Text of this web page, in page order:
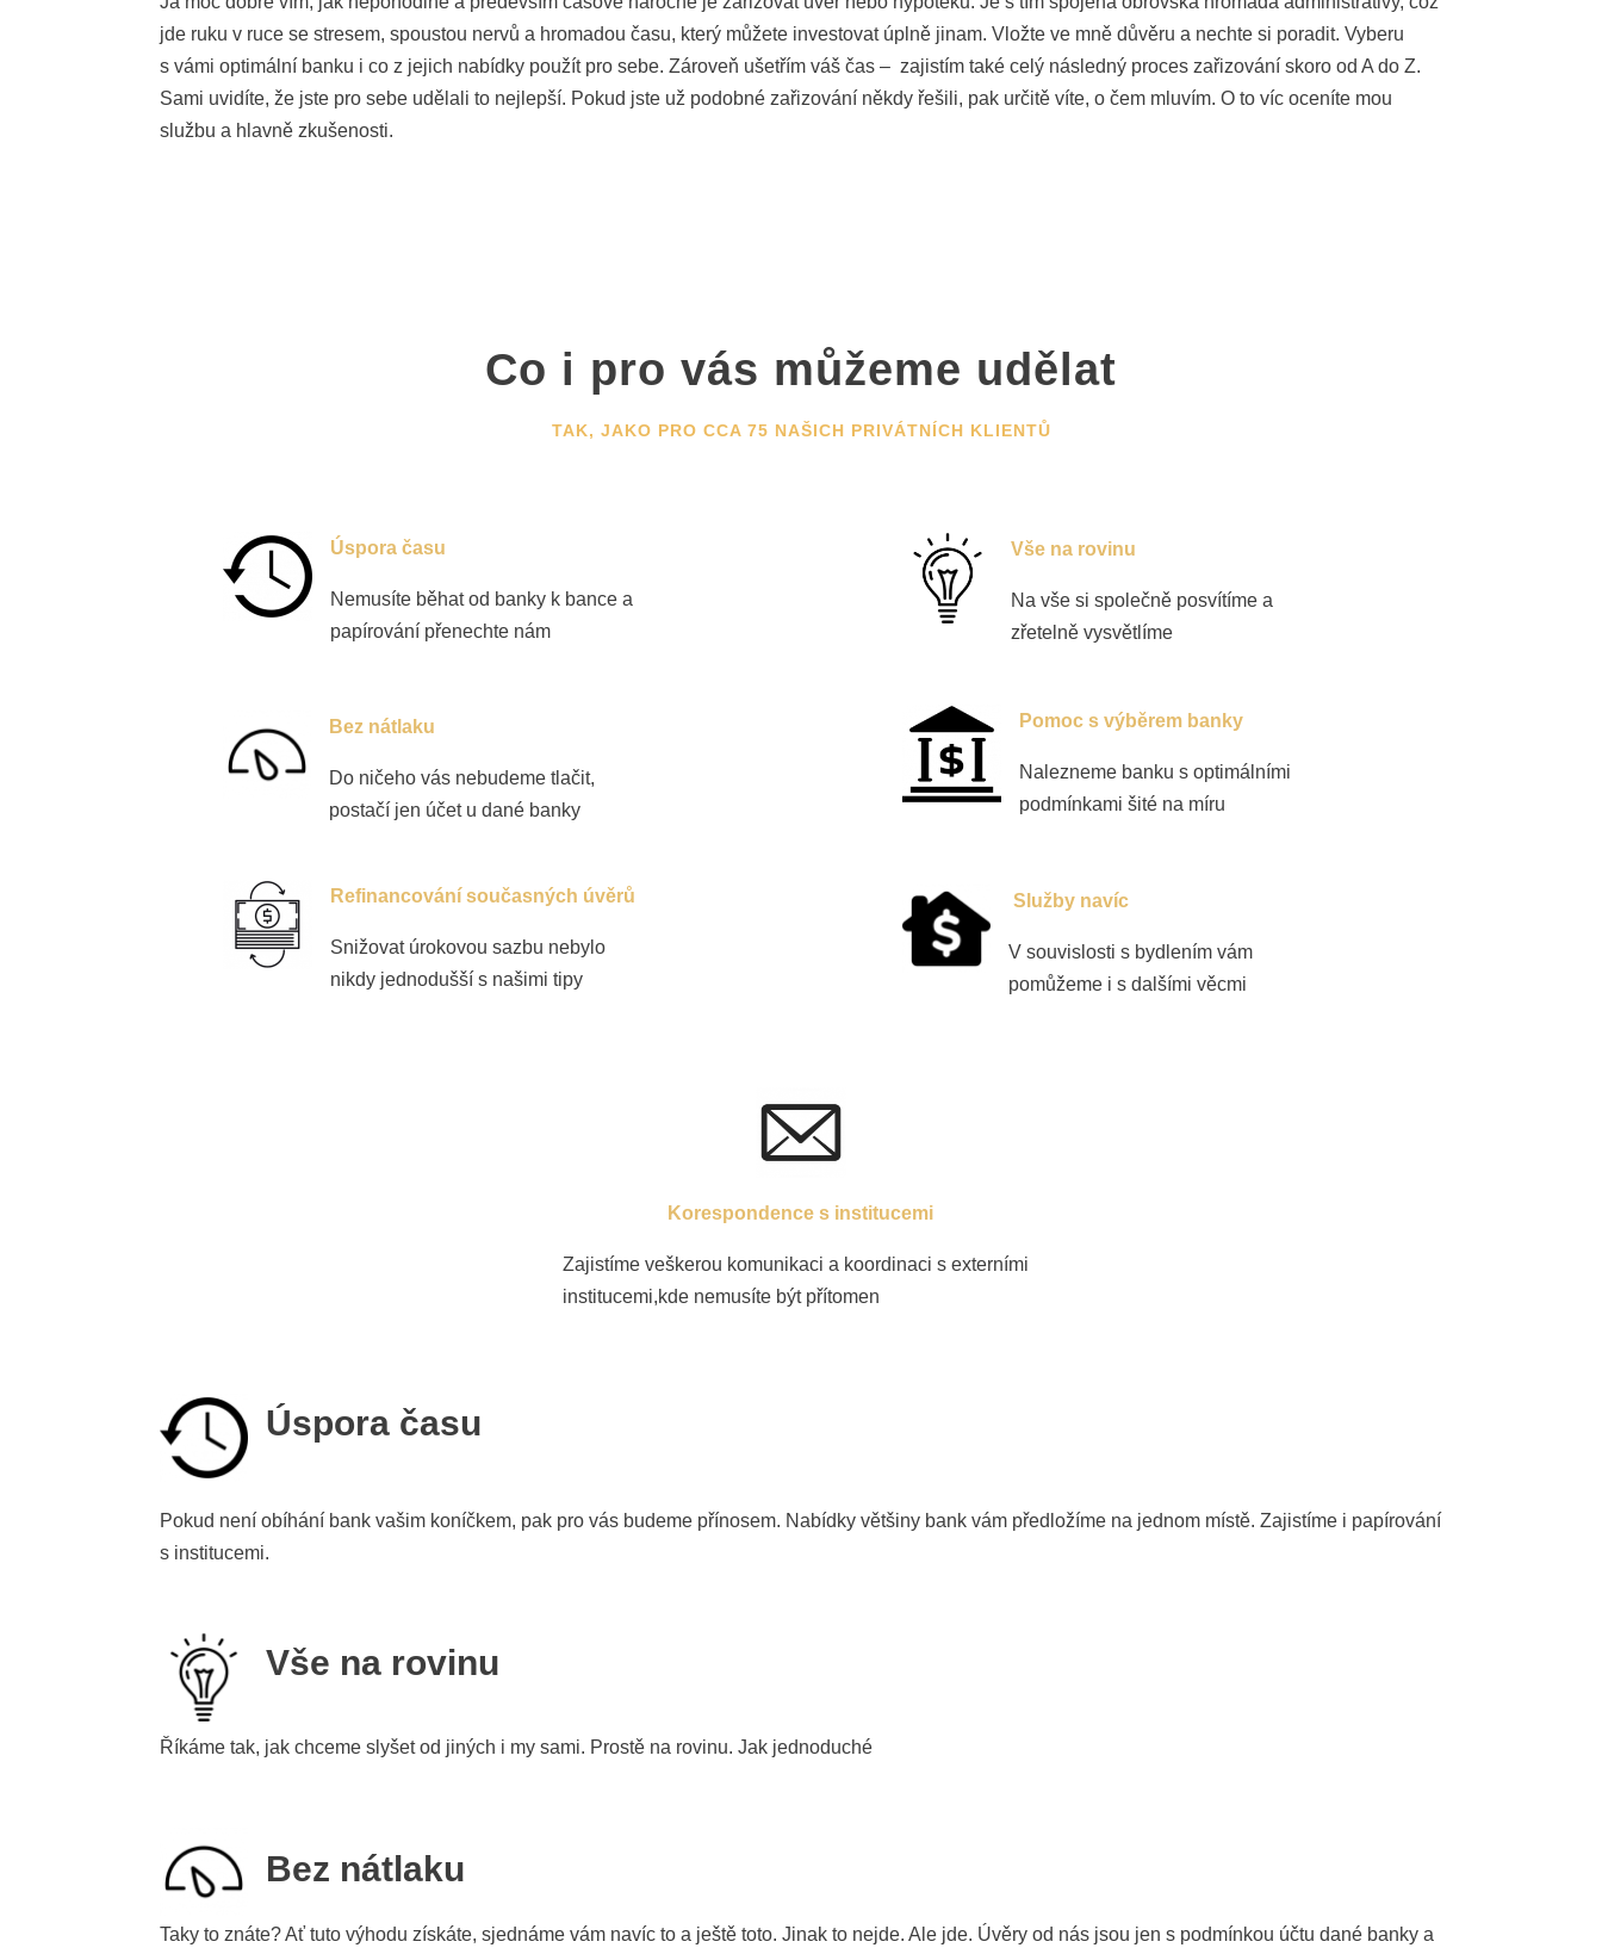
jde ruku v ruce se stresem, spoustou nervů a hromadou času, který můžete investovat úplně jinam. Vložte ve mně důvěru a nechte si poradit. Vyberu
s vámi optimální banku i co z jejich nabídky použít pro sebe. Zároveň ušetřím váš čas – zajistím také celý následný proces zařizování skoro od A do Z.
Sami uvidíte, že jste pro sebe udělali to nejlepší. Pokud jste už podobné zařizování někdy řešili, pak určitě víte, o čem mluvím. O to víc oceníte mou
službu a hlavně zkušenosti.
Co i pro vás můžeme udělat
TAK, JAKO PRO CCA 75 NAŠICH PRIVÁTNÍCH KLIENTŮ
Úspora času
Nemusíte běhat od banky k bance a
papírování přenechte nám
Bez nátlaku
Do ničeho vás nebudeme tlačit,
postačí jen účet u dané banky
Refinancování současných úvěrů
Snižovat úrokovou sazbu nebylo
nikdy jednodušší s našimi tipy
Vše na rovinu
Na vše si společně posvítíme a
zřetelně vysvětlíme
Pomoc s výběrem banky
Nalezneme banku s optimálními
podmínkami šité na míru
Služby navíc
V souvislosti s bydlením vám
pomůžeme i s dalšími věcmi
Korespondence s institucemi
Zajistíme veškerou komunikaci a koordinaci s externími
institucemi,kde nemusíte být přítomen
Úspora času
Pokud není obíhání bank vašim koníčkem, pak pro vás budeme přínosem. Nabídky většiny bank vám předložíme na jednom místě. Zajistíme i papírování
s institucemi.
Vše na rovinu
Říkáme tak, jak chceme slyšet od jiných i my sami. Prostě na rovinu. Jak jednoduché
Bez nátlaku
Taky to znáte? Ať tuto výhodu získáte, sjednáme vám navíc to a ještě toto. Jinak to nejde. Ale jde. Úvěry od nás jsou jen s podmínkou účtu dané banky a